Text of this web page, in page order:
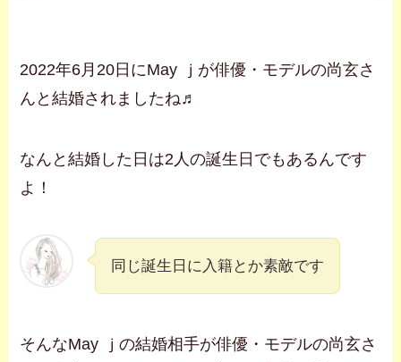
2022年6月20日にMay ｊが俳優・モデルの尚玄さ
んと結婚されましたね♬
なんと結婚した日は2人の誕生日でもあるんです
よ！
同じ誕生日に入籍とか素敵です
そんなMay ｊの結婚相手が俳優・モデルの尚玄さ